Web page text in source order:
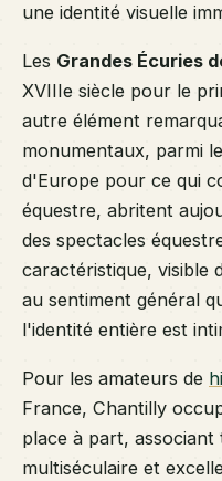
une identité visuelle
Les Grandes Écuries
XVIIIe siècle pour le
autre élément
monumentaux, parmi
d'Europe pour ce qui
équestre, abritent
des spectacles
caractéristique, visible
au sentiment général
l'identité entière est
Pour les amateurs de
France, Chantilly
place à part,
multiséculaire et